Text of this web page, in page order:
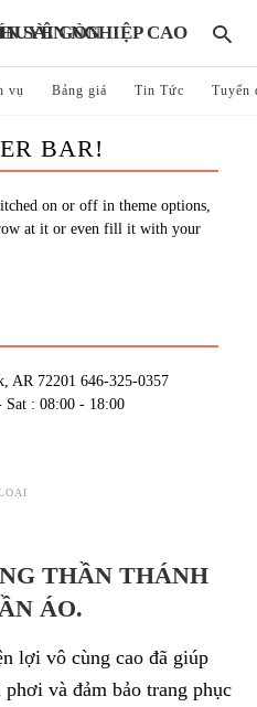
CAO CẤP UY TÍN SÀI GÒN
vụ Bảng giá Tin Tức Tuyển
BAR!
on or off in theme options,
at it or even fill it with your
AR 72201 646-325-0357
Sat : 08:00 - 18:00
THẦN THÁNH
ÁO.
lợi vô cùng cao đã giúp
và đảm bảo trang phục